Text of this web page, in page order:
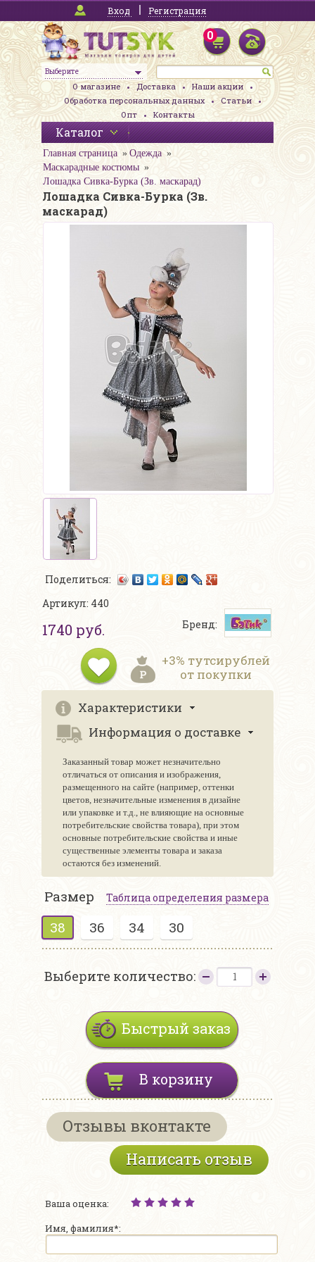
Вход Регистрация
Выберите
0
О магазине Доставка
Наши акции
Обработка персональных данных
Статьи
Опт
Контакты
Каталог
Главная страница
Одежда
Маскарадные костюмы
Лошадка Сивка-Бурка (Зв. маскарад)
Лошадка Сивка-Бурка (Зв.
маскарад)
Поделиться:
Артикул: 440
1740 руб. Бренд:
+3% тутсирублей
от покупки
Характеристики
Информация о доставке
Заказанный товар может незначительно
отличаться от описания и изображения,
размещенного на сайте (например, оттенки
цветов, незначительные изменения в дизайне
или упаковке и т.д., не влияющие на основные
потребительские свойства товара), при этом
основные потребительские свойства и иные
существенные элементы товара и заказа
остаются без изменений.
Размер Таблица определения размера
38 36 34 30
Выберите количество:
Быстрый заказ
В корзину
Отзывы вконтакте
Написать отзыв
Ваша оценка:
Имя, фамилия*: